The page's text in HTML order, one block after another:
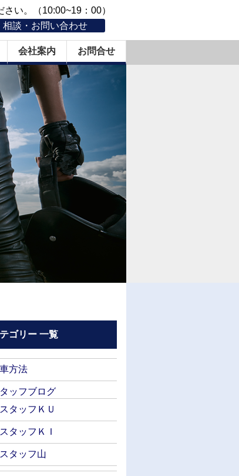
い。（10:00~19：00）
相談・お問い合わせ
会社案内 お問合せ
ゴリー 一覧
方法
ッフブログ
スタッフＫＵ
スタッフＫＩ
スタッフ山